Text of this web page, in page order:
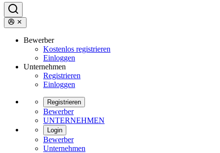
Bewerber
Kostenlos registrieren
Einloggen
Unternehmen
Registrieren
Einloggen
Registrieren
Bewerber
UNTERNEHMEN
Login
Bewerber
Unternehmen